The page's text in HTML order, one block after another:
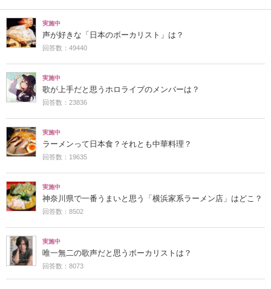
実施中
声が好きな「日本のボーカリスト」は？
回答数：49440
実施中
歌が上手だと思うホロライブのメンバーは？
回答数：23836
実施中
ラーメンって日本食？それとも中華料理？
回答数：19635
実施中
神奈川県で一番うまいと思う「横浜家系ラーメン店」はどこ？
回答数：8502
実施中
唯一無二の歌声だと思うボーカリストは？
回答数：8073